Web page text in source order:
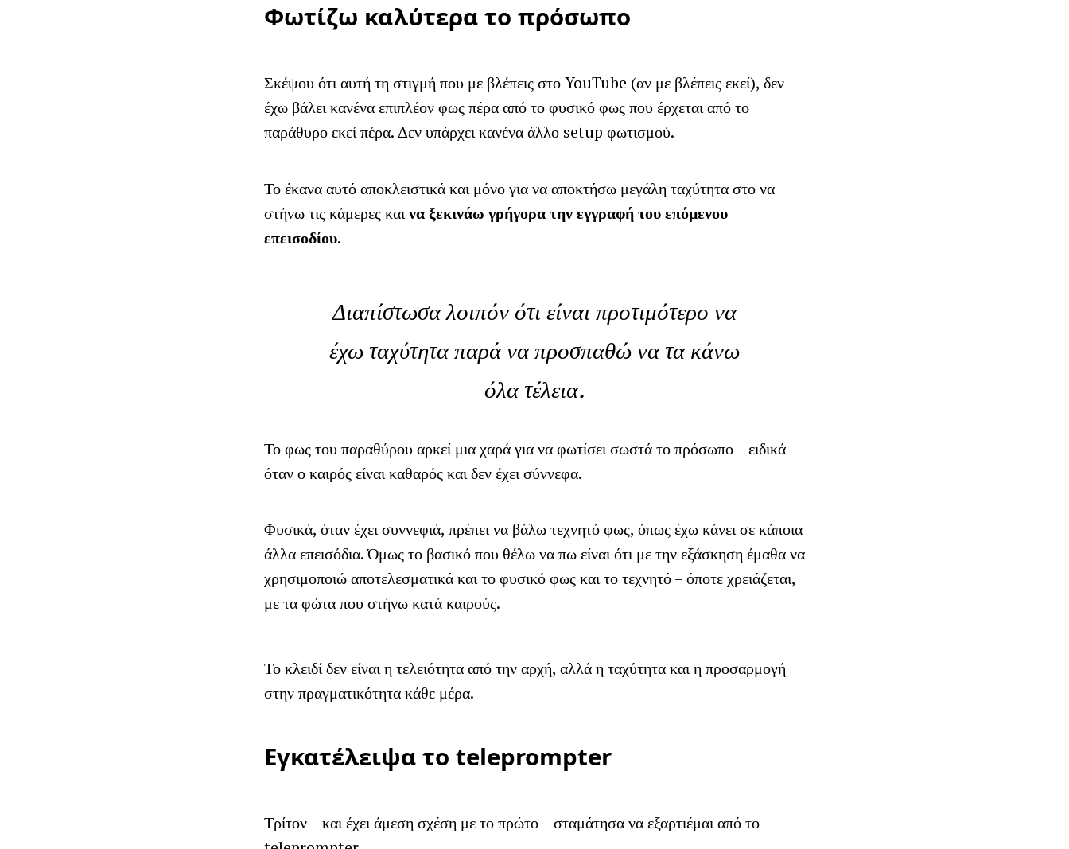
Φωτίζω καλύτερα το πρόσωπο
Σκέψου ότι αυτή τη στιγμή που με βλέπεις στο YouTube (αν με βλέπεις εκεί), δεν
έχω βάλει κανένα επιπλέον φως πέρα από το φυσικό φως που έρχεται από το
παράθυρο εκεί πέρα. Δεν υπάρχει κανένα άλλο setup φωτισμού.
Το έκανα αυτό αποκλειστικά και μόνο για να αποκτήσω μεγάλη ταχύτητα στο να
στήνω τις κάμερες καινα ξεκινάω γρήγορα την εγγραφή του επόμενου
επεισοδίου.
Διαπίστωσα λοιπόν ότι είναι προτιμότερο να
έχω ταχύτητα παρά να προσπαθώ να τα κάνω
όλατέλεια.
Το φως του παραθύρου αρκεί μια χαρά για να φωτίσει σωστά το πρόσωπο – ειδικά
όταν ο καιρός είναι καθαρός και δεν έχει σύννεφα.
Φυσικά, όταν έχει συννεφιά, πρέπει να βάλω τεχνητό φως, όπως έχω κάνει σε κάποια
άλλα επεισόδια. Όμως το βασικό που θέλω να πω είναι ότι με την εξάσκηση έμαθα να
χρησιμοποιώ αποτελεσματικά και το φυσικό φως και το τεχνητό – όποτε χρειάζεται,
με τα φώτα που στήνω κατά καιρούς.
Το κλειδί δεν είναι η τελειότητα από την αρχή, αλλά η ταχύτητα και η προσαρμογή
στην πραγματικότητα κάθε μέρα.
Εγκατέλειψα το teleprompter
Τρίτον – και έχει άμεση σχέση με το πρώτο – σταμάτησα να εξαρτιέμαι από το